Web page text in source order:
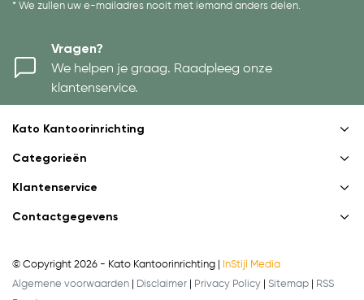
* We zullen uw e-mailadres nooit met iemand anders delen.
Vragen?
We helpen je graag. Raadpleeg onze
klantenservice.
Kato Kantoorinrichting
Categorieën
Klantenservice
Contactgegevens
© Copyright 2026 - Kato Kantoorinrichting |
InStijl Media
Algemene voorwaarden
Disclaimer Privacy Policy Sitemap
RSS